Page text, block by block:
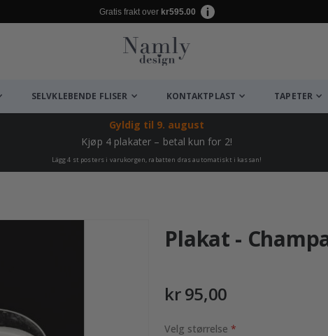
Gratis frakt over kr595.00
SELVKLEBENDE FLISER KONTAKTPLAST TAPETER
Gyldig til 9. august
Kjøp 4 plakater – betal kun for 2!
Lägg 4 st posters i varukorgen, rabatten dras automatiskt i kassan!
Plakat -
kr 95,00
Velg størrelse